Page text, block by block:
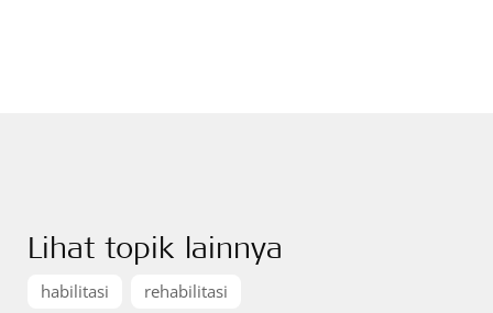
Lihat topik lainnya
habilitasi
rehabilitasi